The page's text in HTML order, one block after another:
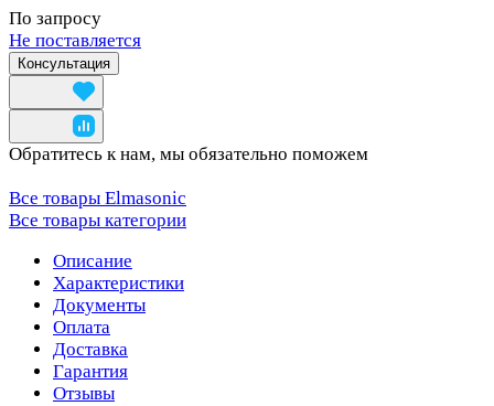
По запросу
Не поставляется
Консультация
Обратитесь к нам, мы обязательно поможем
Все товары Elmasonic
Все товары категории
Описание
Характеристики
Документы
Оплата
Доставка
Гарантия
Отзывы